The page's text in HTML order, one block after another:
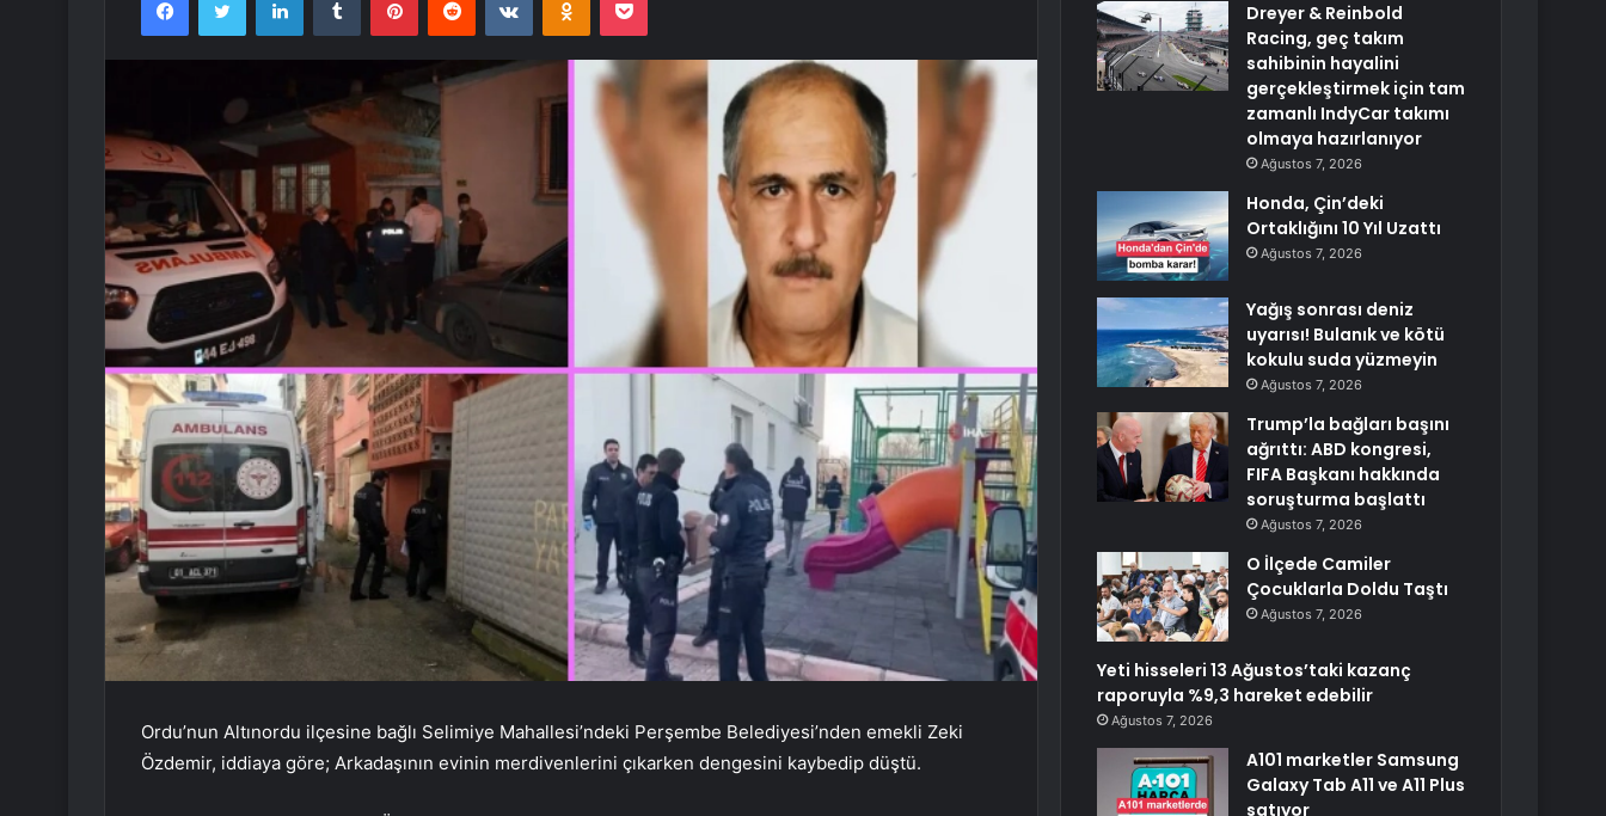
Ordu’nun Altınordu ilçesine bağlı Selimiye Mahallesi’ndeki Perşembe Belediyesi’nden emekli Zeki
Özdemir, iddiaya göre; Arkadaşının evinin merdivenlerini çıkarken dengesini kaybedip düştü.
Dreyer & Reinbold
Racing, geç takım
sahibinin hayalini
gerçekleştirmek için tam
zamanlı IndyCar takımı
olmaya hazırlanıyor
Ağustos 7, 2026
Honda, Çin’deki
Ortaklığını 10 Yıl Uzattı
Ağustos 7, 2026
Yağış sonrası deniz
uyarısı! Bulanık ve kötü
kokulu suda yüzmeyin
Ağustos 7, 2026
Trump’la bağları başını
ağrıttı: ABD kongresi,
FIFA Başkanı hakkında
soruşturma başlattı
Ağustos 7, 2026
O İlçede Camiler
Çocuklarla Doldu Taştı
Ağustos 7, 2026
Yeti hisseleri 13 Ağustos’taki kazanç
raporuyla %9,3 hareket edebilir
Ağustos 7, 2026
A101 marketler Samsung
Galaxy Tab A11 ve A11 Plus
satıyor